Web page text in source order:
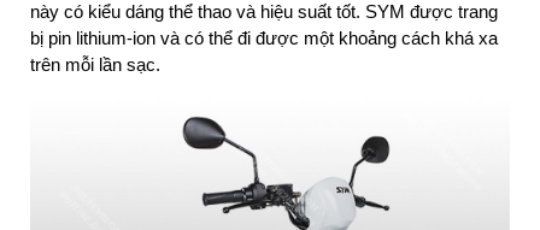
này có kiểu dáng thể thao và hiệu suất tốt. SYM được trang
bị pin lithium-ion và có thể đi được một khoảng cách khá xa
trên mỗi lần sạc.